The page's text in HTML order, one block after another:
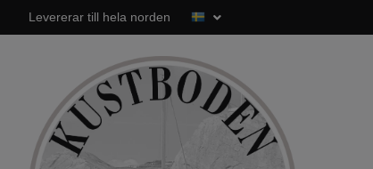
Levererar till hela norden